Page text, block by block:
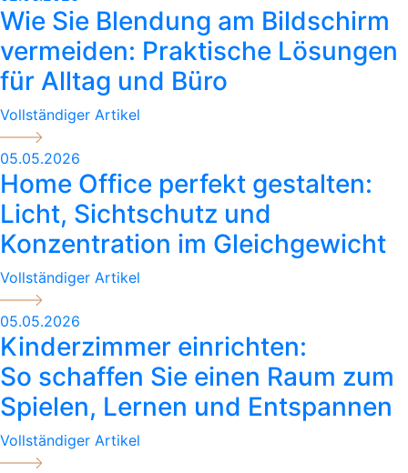
Wie Sie Blendung am Bildschirm
vermeiden: Praktische Lösungen
für Alltag und Büro
Vollständiger Artikel
05.05.2026
Home Office perfekt gestalten:
Licht, Sichtschutz und
Konzentration im Gleichgewicht
Vollständiger Artikel
05.05.2026
Kinderzimmer einrichten:
So schaffen Sie einen Raum zum
Spielen, Lernen und Entspannen
Vollständiger Artikel